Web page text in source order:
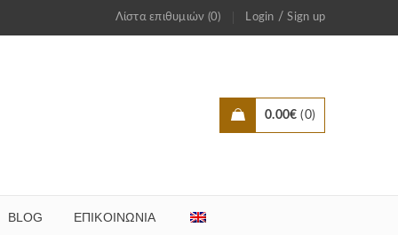
Λίστα επιθυμιών (0) Login /Sign up
0.00€ 0
BLOG ΕΠΙΚΟΙΝΩΝΊΑ